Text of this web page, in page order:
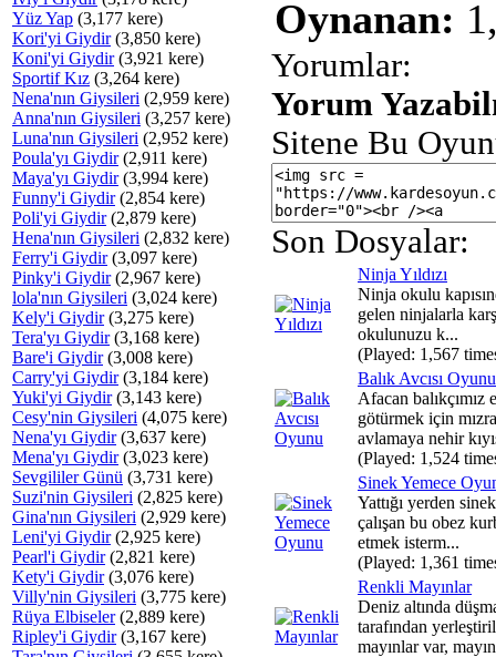
Yüz Yap (3,177 kere)
Kori'yi Giydir(3,850 kere)
Koni'yi Giydir(3,921 kere)
Sportif Kız (3,264 kere)
Nena'nın Giysileri (2,959 kere)
Anna'nın Giysileri (3,257 kere)
Luna'nın Giysileri (2,952 kere)
Poula'yı Giydir(2,911 kere)
Maya'yı Giydir(3,994 kere)
Funny'i Giydir(2,854 kere)
Poli'yi Giydir(2,879 kere)
Hena'nın Giysileri (2,832 kere)
Ferry'i Giydir(3,097 kere)
Pinky'i Giydir(2,967 kere)
lola'nın Giysileri (3,024 kere)
Kely'i Giydir(3,275 kere)
Tera'yı Giydir(3,168 kere)
Bare'i Giydir(3,008 kere)
Carry'yi Giydir(3,184 kere)
Yuki'yi Giydir(3,143 kere)
Cesy'nin Giysileri (4,075 kere)
Nena'yı Giydir(3,637 kere)
Mena'yı Giydir(3,023 kere)
Sevgililer Günü (3,731 kere)
Suzi'nin Giysileri (2,825 kere)
Gina'nın Giysileri (2,929 kere)
Leni'yi Giydir(2,925 kere)
Pearl'i Giydir(2,821 kere)
Kety'i Giydir(3,076 kere)
Villy'nin Giysileri (3,775 kere)
Rüya Elbiseler(2,889 kere)
Ripley'i Giydir(3,167 kere)
Oynanan:
Yorumlar:
Yorum
Sitene Bu
Son Dosyalar:
Ninja Yıldızı
Ninja okulu
gelen ninjalarla
okulunuzu k...
(Played: 1,567
Balık Avcısı Oyunu
Afacan balıkçımız
götürmek için
avlamaya nehir
(Played: 1,524
Sinek Yemece
Yattığı yerden
çalışan bu obez
etmek isterm...
(Played: 1,361
Renkli Mayınlar
Deniz altında
tarafından
mayınlar var,